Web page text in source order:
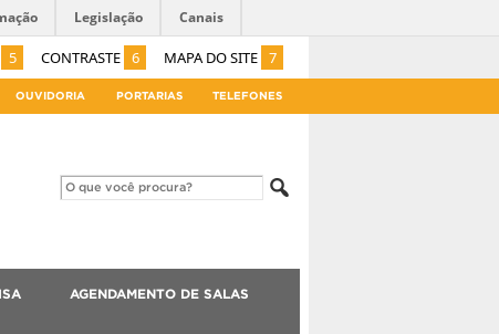
5 CONTRASTE 6 MAPA DO SITE 7
Legislação Canais
OUVIDORIA PORTARIAS TELEFONES
AGENDAMENTO DE SALAS